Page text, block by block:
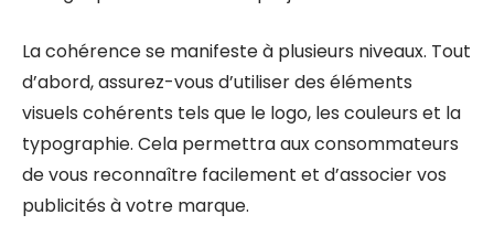
La cohérence se manifeste à plusieurs niveaux. Tout
d’abord, assurez-vous d’utiliser des éléments
visuels cohérents tels que le logo, les couleurs et la
typographie. Cela permettra aux consommateurs
de vous reconnaître facilement et d’associer vos
publicités à votre marque.